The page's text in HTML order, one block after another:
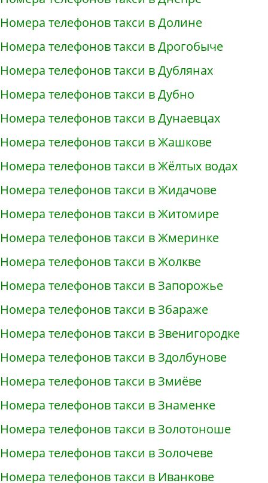
Номера телефонов такси в Долине
Номера телефонов такси в Дрогобыче
Номера телефонов такси в Дублянах
Номера телефонов такси в Дубно
Номера телефонов такси в Дунаевцах
Номера телефонов такси в Жашкове
Номера телефонов такси в Жёлтых водах
Номера телефонов такси в Жидачове
Номера телефонов такси в Житомире
Номера телефонов такси в Жмеринке
Номера телефонов такси в Жолкве
Номера телефонов такси в Запорожье
Номера телефонов такси в Збараже
Номера телефонов такси в Звенигородке
Номера телефонов такси в Здолбунове
Номера телефонов такси в Змиёве
Номера телефонов такси в Знаменке
Номера телефонов такси в Золотоноше
Номера телефонов такси в Золочеве
Номера телефонов такси в Иванкове